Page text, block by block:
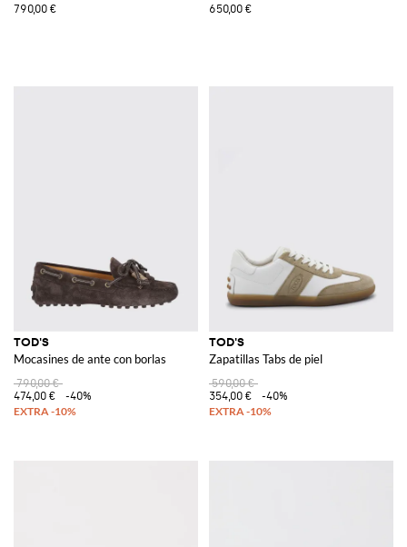
790,00 € 650,00 €
TOD'S
Mocasines de ante con borlas
790,00 €
474,00 €
-40%
TOD'S
Zapatillas Tabs de piel
590,00 €
354,00 €
-40%